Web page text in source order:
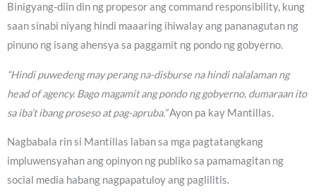
Binigyang-diin din ng propesor ang command responsibility, kung
saan sinabi niyang hindi maaaring ihiwalay ang pananagutan ng
pinuno ng isang ahensya sa paggamit ng pondo ng gobyerno.
“Hindi puwedeng may perang na-disburse na hindi nalalaman ng
head of agency. Bago magamit ang pondo ng gobyerno, dumaraan ito
sa iba’t ibang proseso at pag-apruba.”Ayon pa kay Mantillas.
Nagbabala rin si Mantillas laban sa mga pagtatangkang
impluwensyahan ang opinyon ng publiko sa pamamagitan ng
social media habang nagpapatuloy ang paglilitis.